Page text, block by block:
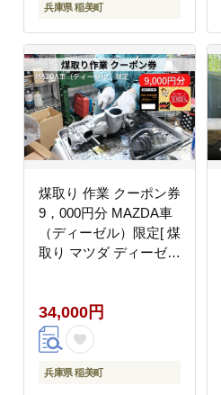
兵庫県 稲美町
煤取り 作業 クーポン券
9，000円分 MAZDA車
（ディーゼル）限定[ 煤
取り マツダ ディーゼル
34,000円
兵庫県 稲美町